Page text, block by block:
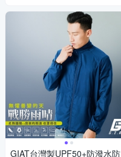
GIAT台灣製UPF50+防潑水防